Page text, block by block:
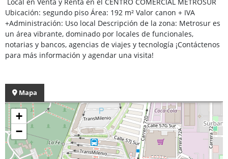
Ubicación: segundo piso Área: 192 m² Valor canon + IVA
+Administración: Uso local Descripción de la zona: Metrosur es
un área vibrante, dominado por locales de funcionales,
notarias y bancos, agencias de viajes y tecnología ¡Contáctenos
para más información y agendar una visita!
Mapa
+
−